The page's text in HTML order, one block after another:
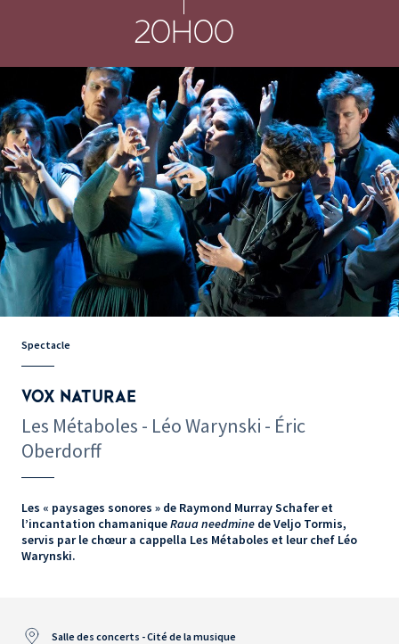
20H00
Spectacle
VOX NATURAE
Les Métaboles - Léo Warynski - Éric
Oberdorff
Les « paysages sonores » de Raymond Murray Schafer et
l’incantation chamaniqueRaua needmine de Veljo Tormis,
servis par le chœur a cappella Les Métaboles et leur chef Léo
Warynski.
Salle des concerts - Cité de la musique